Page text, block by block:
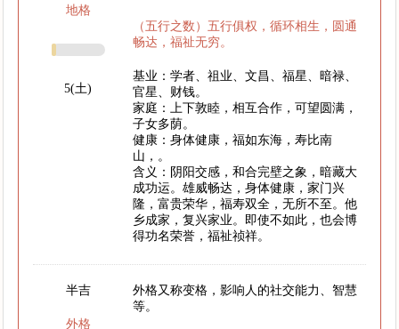
地格
5(土)
（五行之数）五行俱权，循环相生，圆通
畅达，福祉无穷。
基业：学者、祖业、文昌、福星、暗禄、
官星、财钱。
家庭：上下敦睦，相互合作，可望圆满，
子女多荫。
健康：身体健康，福如东海，寿比南
山，。
含义：阴阳交感，和合完壁之象，暗藏大
成功运。雄威畅达，身体健康，家门兴
隆，富贵荣华，福寿双全，无所不至。他
乡成家，复兴家业。即使不如此，也会博
得功名荣誉，福祉祯祥。
半吉
外格
外格又称变格，影响人的社交能力、智慧
等。